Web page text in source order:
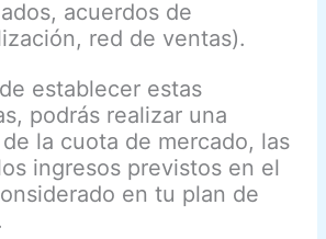
acuerdos de
red de ventas).
establecer estas
podrás realizar una
la cuota de mercado, las
ingresos previstos en el
en tu plan de